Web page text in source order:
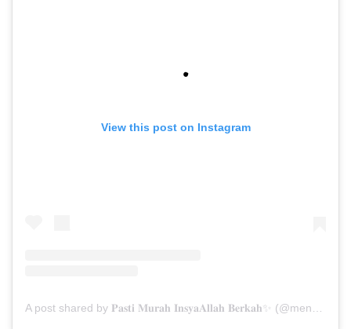
View this post on Instagram
A post shared by 𝐏𝐚𝐬𝐭𝐢 𝐌𝐮𝐫𝐚𝐡 𝐈𝐧𝐬𝐲𝐚𝐀𝐥𝐥𝐚𝐡 𝐁𝐞𝐫𝐤𝐚𝐡✨ (@menarabuanawisata)